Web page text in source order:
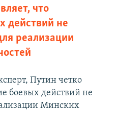
что
действий не
реализации
Путин четко
боевых действий не
Минских